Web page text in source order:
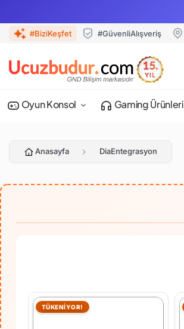
#BiziKeşfet #GüvenliAlışveriş
Oyun Konsol Gaming Ürünleri
Anasayfa DiaEntegrasyon
TÜKENİYOR!